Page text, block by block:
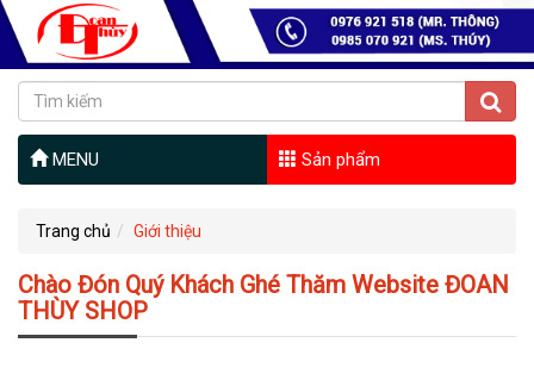
MENU Sản phẩm
Trang chủ Giới thiệu
Chào Đón Quý Khách Ghé Thăm Website ĐOAN
THÙY SHOP